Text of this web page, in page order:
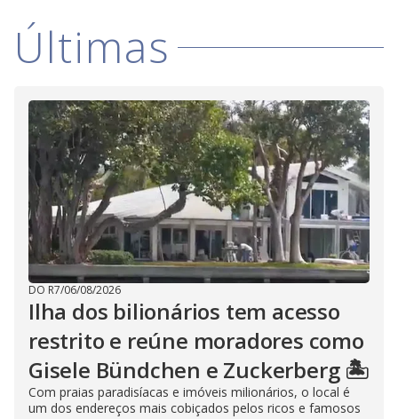
Últimas
DO R7/06/08/2026
Ilha dos bilionários tem acesso
restrito e reúne moradores como
Gisele Bündchen e Zuckerberg 🏝️
Com praias paradisíacas e imóveis milionários, o local é
um dos endereços mais cobiçados pelos ricos e famosos